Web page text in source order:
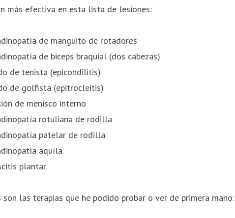
más efectiva en esta lista de lesiones:
de manguito de rotadores
de biceps braquial (dos cabezas)
de tenista (epicondilitis)
de golfista (epitrocleitis)
de menisco interno
rotuliana de rodilla
patelar de rodilla
aquíla
plantar
son las terapias que he podido probar o ver de primera mano: